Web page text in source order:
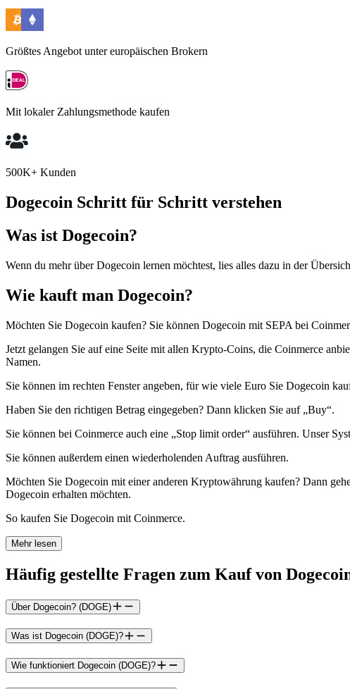
Größtes Angebot unter europäischen Brokern
Mit lokaler Zahlungsmethode kaufen
500K+ Kunden
Dogecoin Schritt für Schritt verstehen
Was ist Dogecoin?
Wenn du mehr über Dogecoin lernen möchtest, lies alles dazu in der
Wie kauft man Dogecoin?
Möchten Sie Dogecoin kaufen? Sie können Dogecoin mit SEPA bei
Jetzt gelangen Sie auf eine Seite mit allen Krypto-Coins, die Coinmerce
Namen.
Sie können im rechten Fenster angeben, für wie viele Euro Sie Dogecoin
Haben Sie den richtigen Betrag eingegeben? Dann klicken Sie auf „Buy“.
Sie können bei Coinmerce auch eine „Stop limit order“ ausführen. Unser
Sie können außerdem einen wiederholenden Auftrag ausführen.
Möchten Sie Dogecoin mit einer anderen Kryptowährung kaufen? Dann
Dogecoin erhalten möchten.
So kaufen Sie Dogecoin mit Coinmerce.
Mehr lesen
Häufig gestellte Fragen zum Kauf von
Über Dogecoin? (DOGE)
Was ist Dogecoin (DOGE)?
Wie funktioniert Dogecoin (DOGE)?